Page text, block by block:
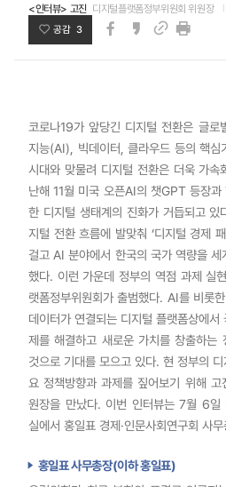
<인터뷰> 고진 디지털플랫폼정부위원회 위원장
공감 3
코로나19가 앞당긴 디지털 전환은 글로
지능(AI), 빅데이터, 클라우드 등의 핵심
시대와 맞물려 디지털 전환은 더욱 가속
난해 11월 미국 오픈AI의 챗GPT 등장
한 디지털 생태계의 진화가 거듭되고 있
지털 전환 흐름에 발맞춰 ‘디지털 경제
걸고 AI 분야에서 한국의 국가 역량을
했다. 이런 가운데 정부의 역점 과제 실
랫폼정부위원회가 출범했다. AI를 비롯
데이터가 연결되는 디지털 플랫폼상에서
제를 해결하고 새로운 가치를 창출하는
것으로 기대를 모으고 있다. 현 정부의
요 정책방향과 과제를 짚어보기 위해 고
원장을 만났다. 이번 인터뷰는 7월 6일
실에서 홍일표 경제·인문사회연구회 사
홍일표 사무총장(이하 홍일표)